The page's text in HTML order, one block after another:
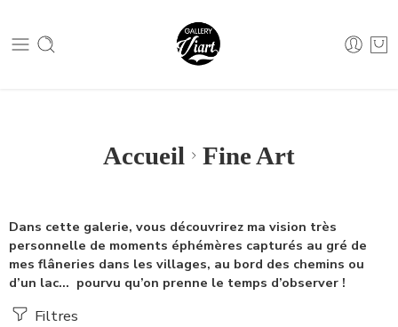
04 79 05 07 62
Accueil Fine Art
Dans cette galerie, vous découvrirez ma vision très
personnelle de moments éphémères capturés au gré de
mes flâneries dans les villages, au bord des chemins ou
d’un lac… pourvu qu’on prenne le temps d’observer !
Filtres